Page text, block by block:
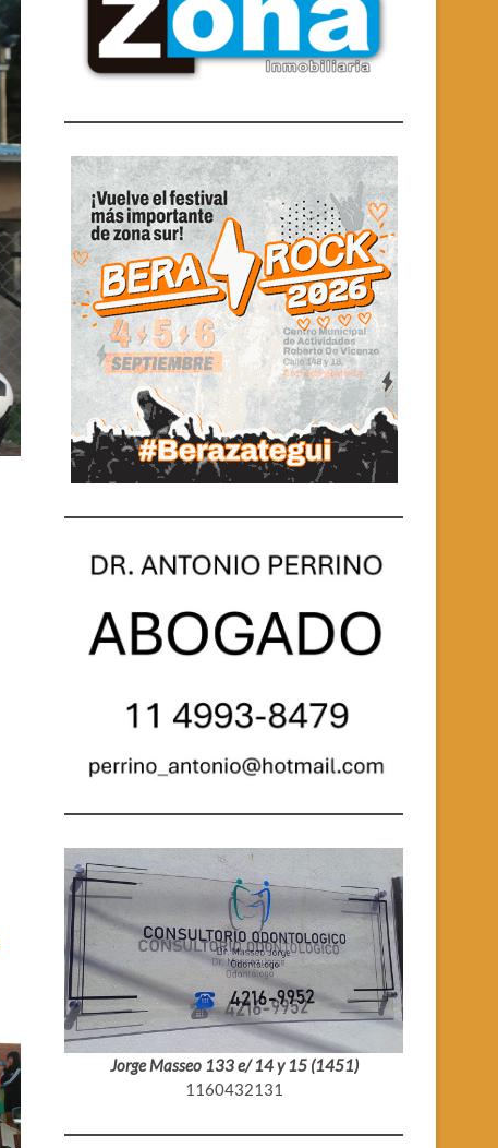
Jorge Masseo 133 e/ 14 y 15 (1451)
1160432131